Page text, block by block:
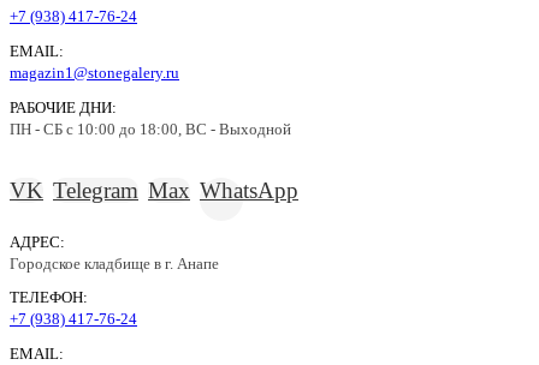
+7 (938) 417-76-24
EMAIL:
magazin1@stonegalery.ru
РАБОЧИЕ ДНИ:
ПН - СБ с 10:00 до 18:00, ВС - Выходной
VK Telegram Max WhatsApp
АДРЕС:
Городское кладбище в г. Анапе
ТЕЛЕФОН:
+7 (938) 417-76-24
EMAIL: